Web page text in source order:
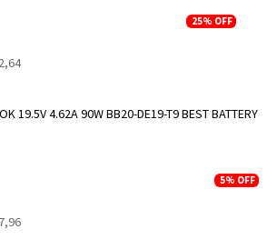
25% OFF
19.5V 4.62A 90W BB20-DE19-T9 BEST BATTERY
5% OFF